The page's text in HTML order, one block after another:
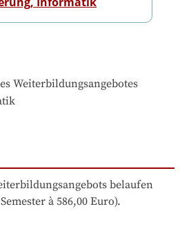
Weiterbildungsangebotes
belaufen
à 586,00 Euro).